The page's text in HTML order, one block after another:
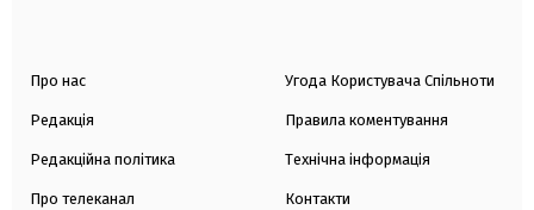
Про нас
Редакція
Редакційна політика
Про телеканал
Угода Користувача Спільноти
Правила коментування
Технічна інформація
Контакти